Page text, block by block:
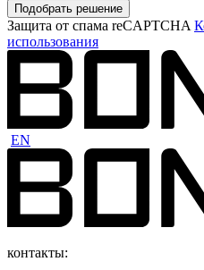
Подобрать решение
Защита от спама reCAPTCHA
использования
EN
контакты: